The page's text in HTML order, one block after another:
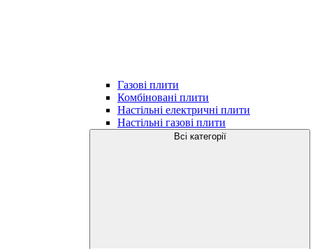
Газові плити
Комбіновані плити
Настільні електричні плити
Настільні газові плити
Всі категорії